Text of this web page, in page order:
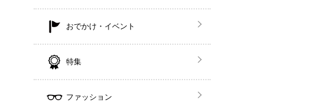
おでかけ・イベント
特集
ファッション